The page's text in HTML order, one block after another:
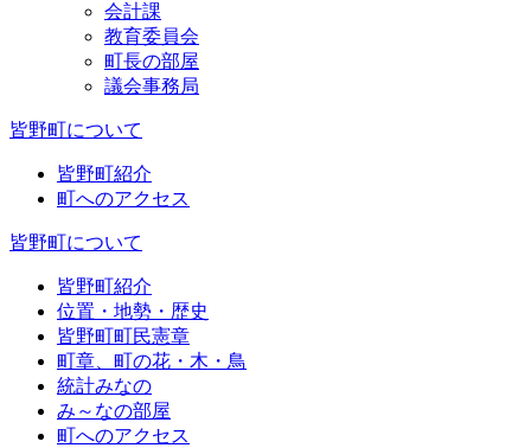
会計課
教育委員会
町長の部屋
議会事務局
皆野町について
皆野町紹介
町へのアクセス
皆野町について
皆野町紹介
位置・地勢・歴史
皆野町町民憲章
町章、町の花・木・鳥
統計みなの
み～なの部屋
町へのアクセス